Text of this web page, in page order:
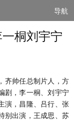
导航
桐刘宇宁
齐帅任总制片人，方
剧，李一桐、刘宇宁
演，昌隆、吕行、张
别出演，王成思、苏